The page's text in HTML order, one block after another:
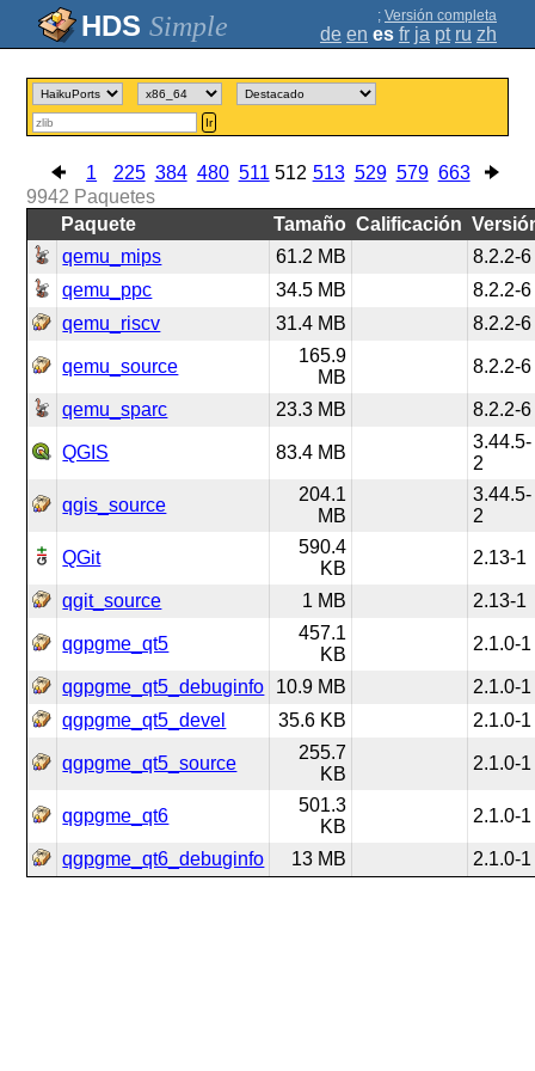
Simple ; Versión completa
de en es fr ja pt ru zh
Ir
1 225 384 480 511 512 513 529 579 663
9942 Paquetes
Paquete
Tamaño Calificación
qemu_mips
61.2 MB
8.2.2-6
qemu_ppc
34.5 MB
8.2.2-6
qemu_riscv
31.4 MB 8.2.2-6
qemu_source
165.9
MB
8.2.2-6
qemu_sparc 23.3 MB 8.2.2-6
QGIS 83.4 MB
3.44.5-
2
qgis_source
204.1
MB
3.44.5-
2
QGit
590.4
KB
2.13-1
qgit_source 1 MB 2.13-1
qgpgme_qt5
457.1
KB
2.1.0-1
qgpgme_qt5_debuginfo 10.9 MB
2.1.0-1
qgpgme_qt5_devel
35.6 KB 2.1.0-1
qgpgme_qt5_source
255.7
KB
2.1.0-1
qgpgme_qt6
501.3
KB
2.1.0-1
qgpgme_qt6_debuginfo 13 MB 2.1.0-1